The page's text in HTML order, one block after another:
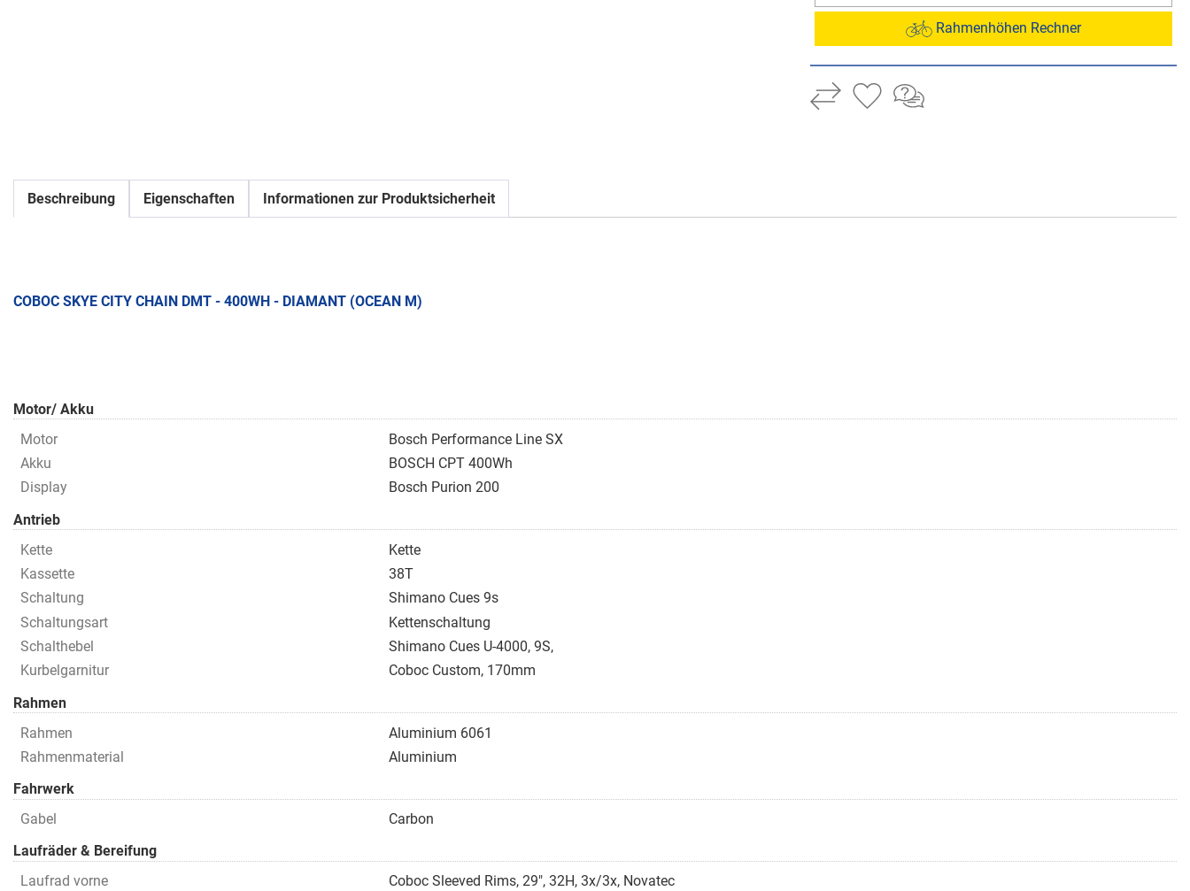
Rahmenhöhen Rechner
Beschreibung Eigenschaften Informationen zur Produktsicherheit
COBOC SKYE CITY CHAIN DMT - 400WH - DIAMANT (OCEAN M)
Motor/ Akku
Motor
Bosch Performance Line SX
Akku
BOSCH CPT 400Wh
Display
Bosch Purion 200
Antrieb
Kette
Kette
Kassette
38T
Schaltung
Shimano Cues 9s
Schaltungsart
Kettenschaltung
Schalthebel
Shimano Cues U-4000, 9S,
Kurbelgarnitur
Coboc Custom, 170mm
Rahmen
Rahmen
Aluminium 6061
Rahmenmaterial
Aluminium
Fahrwerk
Gabel
Carbon
Laufräder & Bereifung
Laufrad vorne
Coboc Sleeved Rims, 29", 32H, 3x/3x, Novatec